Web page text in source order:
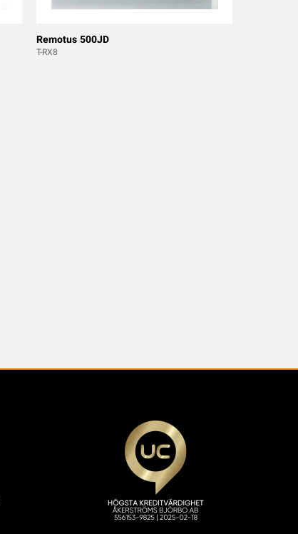
Remotus 500JD
T-RX8